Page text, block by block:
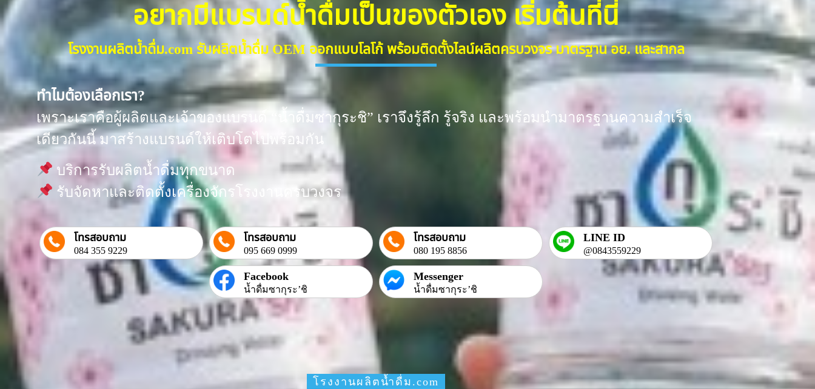
อยากมีแบรนด์น้ำดื่มเป็นของตัวเอง เริ่มต้นที่นี่
โรงงานผลิตน้ำดื่ม.com รับผลิตน้ำดื่ม OEM ออกแบบโลโก้ พร้อมติดตั้งไลน์ผลิตครบวงจร มาตรฐาน อย. และสากล
ทำไมต้องเลือกเรา?
เพราะเราคือผู้ผลิตและเจ้าของแบรนด์ “น้ำดื่มซากุระชิ” เราจึงรู้ลึก รู้จริง และพร้อมนำมาตรฐานความสำเร็จ
เดียวกันนี้ มาสร้างแบรนด์ให้เติบโตไปพร้อมกัน
บริการรับผลิตน้ำดื่มทุกขนาด
รับจัดหาและติดตั้งเครื่องจักรโรงงานครบวงจร
โทรสอบถาม
084 355 9229
โทรสอบถาม
095 669 0999
โทรสอบถาม
080 195 8856
LINE ID
@0843559229
Facebook
น้ำดื่มซากุระ’ชิ
Messenger
น้ำดื่มซากุระ’ชิ
โรงงานผลิตน้ำดื่ม.com